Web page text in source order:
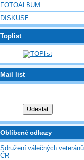
FOTOALBUM
DISKUSE
Toplist
Mail list
Oblíbené odkazy
Sdružení válečných veteránů
ČR